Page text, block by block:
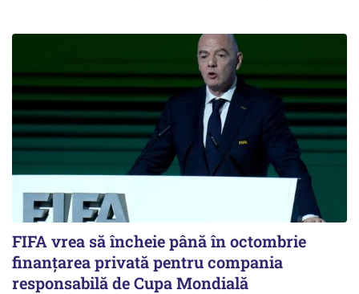
FIFA vrea să încheie până în octombrie
finanțarea privată pentru compania
responsabilă de Cupa Mondială